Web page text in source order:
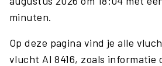
minuten.
Op deze pagina vind je alle
vlucht AI 8416, zoals informatie